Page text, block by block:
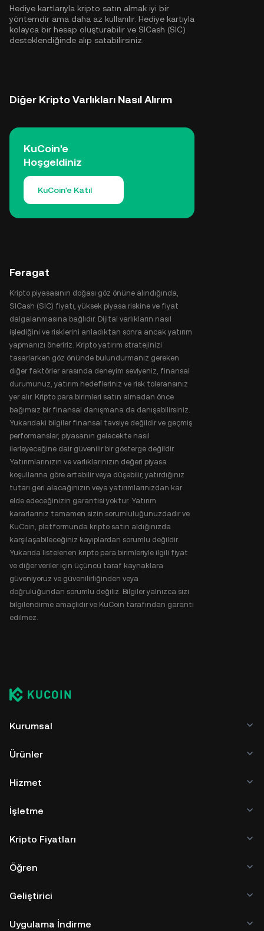
Hediye kartlarıyla kripto satın almak iyi bir
yöntemdir ama daha az kullanılır. Hediye kartıyla
kolayca bir hesap oluşturabilir ve SICash (SIC)
desteklendiğinde alıp satabilirsiniz.
Diğer Kripto Varlıkları Nasıl Alırım
KuCoin'e
Hoşgeldiniz
KuCoin'e Katıl
Feragat
Kripto piyasasının doğası göz önüne alındığında,
SICash (SIC) fiyatı, yüksek piyasa riskine ve fiyat
dalgalanmasına bağlıdır. Dijital varlıkların nasıl
işlediğini ve risklerini anladıktan sonra ancak yatırım
yapmanızı öneririz. Kripto yatırım stratejinizi
tasarlarken göz önünde bulundurmanız gereken
diğer faktörler arasında deneyim seviyeniz, finansal
durumunuz, yatırım hedefleriniz ve risk toleransınız
yer alır. Kripto para birimleri satın almadan önce
bağımsız bir finansal danışmana da danışabilirsiniz.
Yukarıdaki bilgiler finansal tavsiye değildir ve geçmiş
performanslar, piyasanın gelecekte nasıl
ilerleyeceğine dair güvenilir bir gösterge değildir.
Yatırımlarınızın ve varlıklarınızın değeri piyasa
koşullarına göre artabilir veya düşebilir, yatırdığınız
tutarı geri alacağınızın veya yatırımlarınızdan kar
elde edeceğinizin garantisi yoktur. Yatırım
kararlarınız tamamen sizin sorumluluğunuzdadır ve
KuCoin, platformunda kripto satın aldığınızda
karşılaşabileceğiniz kayıplardan sorumlu değildir.
Yukarıda listelenen kripto para birimleriyle ilgili fiyat
ve diğer veriler için üçüncü taraf kaynaklara
güveniyoruz ve güvenilirliğinden veya
doğruluğundan sorumlu değiliz. Bilgiler yalnızca sizi
bilgilendirme amaçlıdır ve KuCoin tarafından garanti
edilmez.
Kurumsal
Ürünler
Hizmet
İşletme
Kripto Fiyatları
Öğren
Geliştirici
Uygulama İndirme